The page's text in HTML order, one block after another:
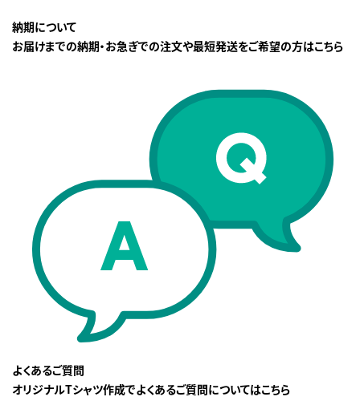
納期について
お届けまでの納期・お急ぎでの注文や最短発送をご希望の方はこちら
よくあるご質問
オリジナルTシャツ作成でよくあるご質問についてはこちら